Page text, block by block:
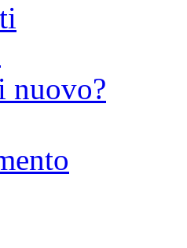
nuovo?